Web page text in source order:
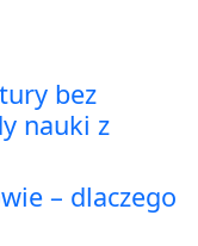
bez
nauki z
– dlaczego